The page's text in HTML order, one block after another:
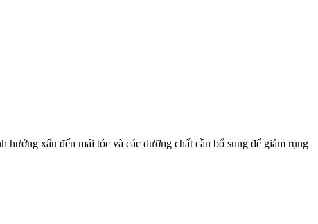
xấu đến mái tóc và các dưỡng chất cần bổ sung để giảm rụng